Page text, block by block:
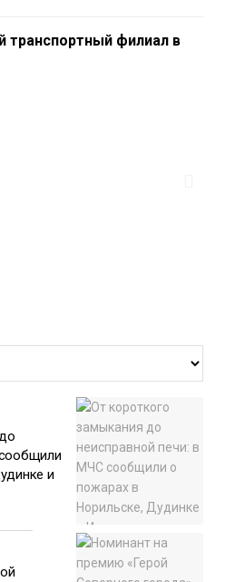
транспортный филиал в
и